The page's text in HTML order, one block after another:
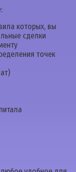
которых, вы
сделки
точек